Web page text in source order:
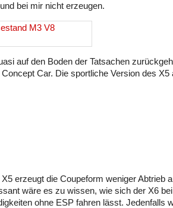
bei mir nicht erzeugen.
auf den Boden der Tatsachen
Car. Die sportliche Version des X5
erzeugt die Coupeform weniger Abtrieb
wäre es zu wissen, wie sich der X6 bei
ohne ESP fahren lässt. Jedenfalls